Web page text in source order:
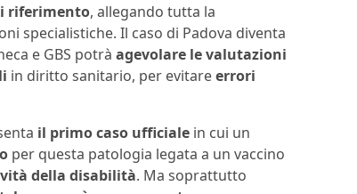
riferimento, allegando tutta la
specialistiche. Il caso di Padova diventa
e GBS potrà agevolare le valutazioni
in diritto sanitario, per evitareerrori
il primo caso ufficiale in cui un
per questa patologia legata a un vaccino
della disabilità. Ma soprattutto